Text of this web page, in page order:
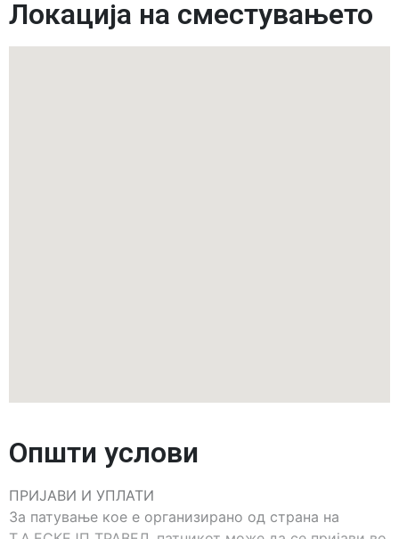
Локација на сместувањето
Општи услови
ПРИЈАВИ И УПЛАТИ
За патување кое е организирано од страна на